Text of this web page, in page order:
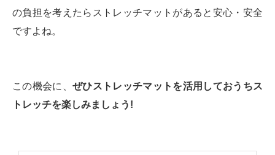
の負担を考えたらストレッチマットがあると安心・安全
ですよね。
この機会に、 ぜひストレッチマットを活用しておうちス
トレッチを楽しみましょう!